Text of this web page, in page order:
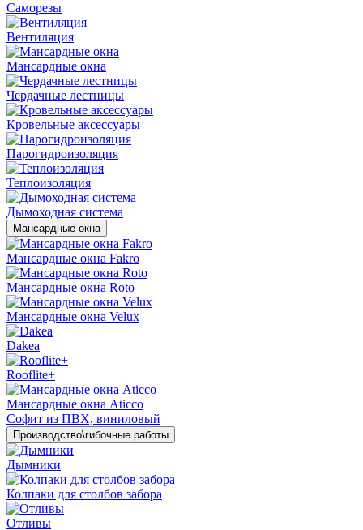
Саморезы
Вентиляция
Мансардные окна
Чердачные лестницы
Кровельные аксессуары
Парогидроизоляция
Теплоизоляция
Дымоходная система
Мансардные окна
Мансардные окна Fakro
Мансардные окна Roto
Мансардные окна Velux
Dakea
Rooflite+
Мансардные окна Aticco
Софит из ПВХ, виниловый
Производство\гибочные работы
Дымники
Колпаки для столбов забора
Отливы